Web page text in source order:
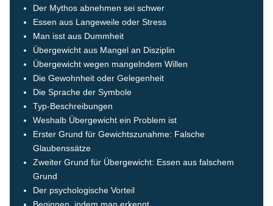
Der Mythos abnehmen sei schwer
Essen aus Langeweile oder Stress
Man isst aus Dummheit
Übergewicht aus Mangel an Disziplin
Übergewicht wegen mangelndem Willen
Die Gewohnheit oder Gelegenheit
Die Sprache der Symbole
Typ-Beschreibungen
Weshalb Übergewicht ein Problem ist
Erster Grund für Gewichtszunahme: Falsche
Glaubenssätze
Zweiter Grund für Übergewicht: Essen aus falschem
Grund
Der psychologische Vorteil